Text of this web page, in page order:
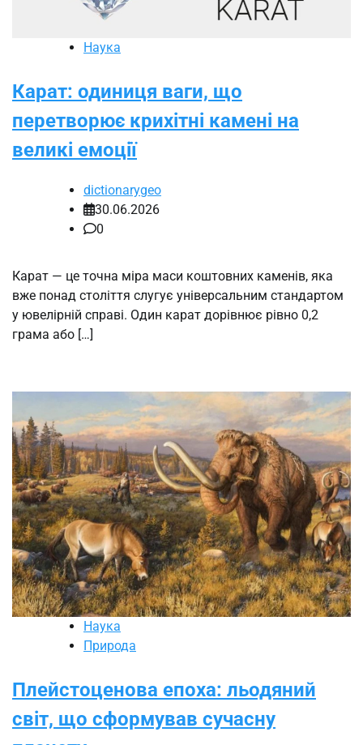
Наука
Карат: одиниця ваги, що
перетворює крихітні камені на
великі емоції
dictionarygeo
30.06.2026
0
Карат — це точна міра маси коштовних каменів, яка
вже понад століття слугує універсальним стандартом
у ювелірній справі. Один карат дорівнює рівно 0,2
грама або […]
Наука
Природа
Плейстоценова епоха: льодяний
світ, що сформував сучасну